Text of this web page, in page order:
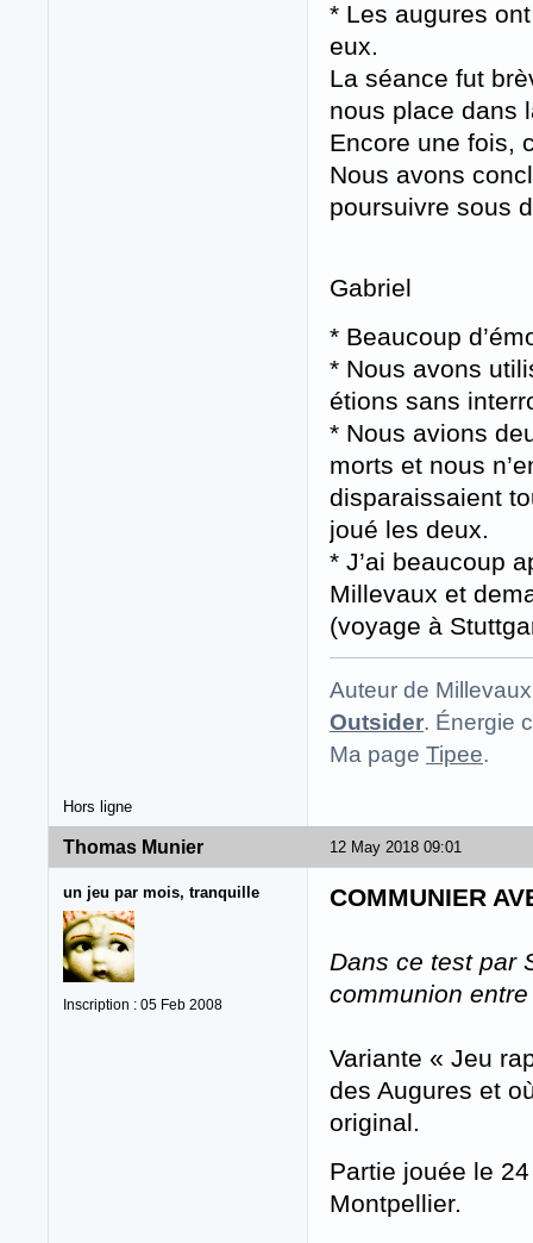
* Les augures
eux.
La séance fut
nous place dans
Encore une fois,
Nous avons
poursuivre sous
Gabriel
* Beaucoup
* Nous avons
étions sans
* Nous avions
morts et nous
disparaissaient
joué les deux.
* J’ai beaucoup
Millevaux et
(voyage à
Auteur de
Outsider. Énergie
Ma page Tipee.
Hors ligne
12 May 2018 09:01
Thomas Munier
un jeu par mois, tranquille
Inscription : 05 Feb 2008
COMMUNIER
Dans ce test par
communion
Variante « Jeu
des Augures et
original.
Partie jouée le
Montpellier.